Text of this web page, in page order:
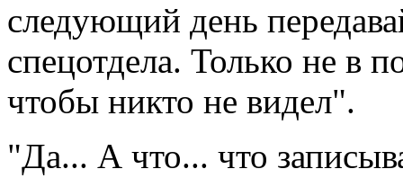
следующий день
спецотдела. Только не в
чтобы никто не видел".
"Да... А что... что